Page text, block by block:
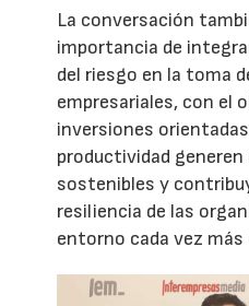
La conversación
importancia de
del riesgo en la toma
empresariales, con el
inversiones
productividad
sostenibles y
resiliencia de las
entorno cada vez